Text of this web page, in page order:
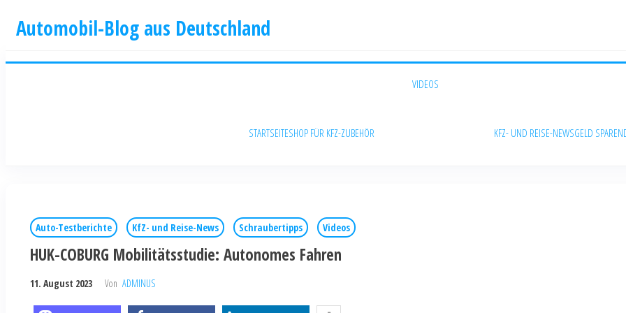
Automobil-Blog aus Deutschland
STARTSEITESHOP FÜR KFZ-ZUBEHÖR
VIDEOS
KFZ- UND REISE-NEWSGELD SPAREN
Auto-Testberichte KfZ- und Reise-News Schraubertipps Videos
HUK-COBURG Mobilitätsstudie: Autonomes Fahren
11. August 2023 Von ADMINUS